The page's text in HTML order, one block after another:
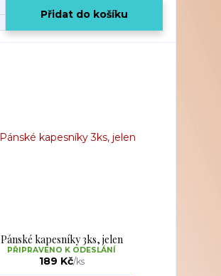
Přidat do košíku
Pánské kapesníky 3ks, jelen
189 Kč/ks
PŘIPRAVENO K ODESLÁNÍ